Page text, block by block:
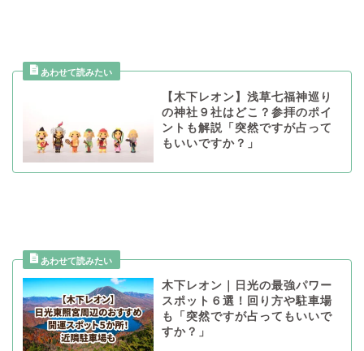
【木下レオン】浅草七福神巡り
の神社９社はどこ？参拝のポイ
ントも解説「突然ですが占って
もいいですか？」
木下レオン｜日光の最強パワー
スポット６選！回り方や駐車場
も「突然ですが占ってもいいで
すか？」